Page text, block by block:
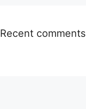
Recent comments